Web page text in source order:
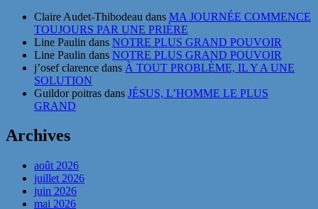
Claire Audet-Thibodeau dans MA JOURNÉE COMMENCE
TOUJOURS PAR UNE PRIÈRE
Line Paulin dans NOTRE PLUS GRAND POUVOIR
Line Paulin dans NOTRE PLUS GRAND POUVOIR
j’osef clarence dans À TOUT PROBLÈME, IL Y A UNE
SOLUTION
Guildor poitras dans JÉSUS, L’HOMME LE PLUS
GRAND
Archives
août 2026
juillet 2026
juin 2026
mai 2026